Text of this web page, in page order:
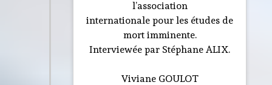
l’association
internationale pour les études de
mort imminente.
Interviewée par Stéphane ALIX.
Viviane GOULOT